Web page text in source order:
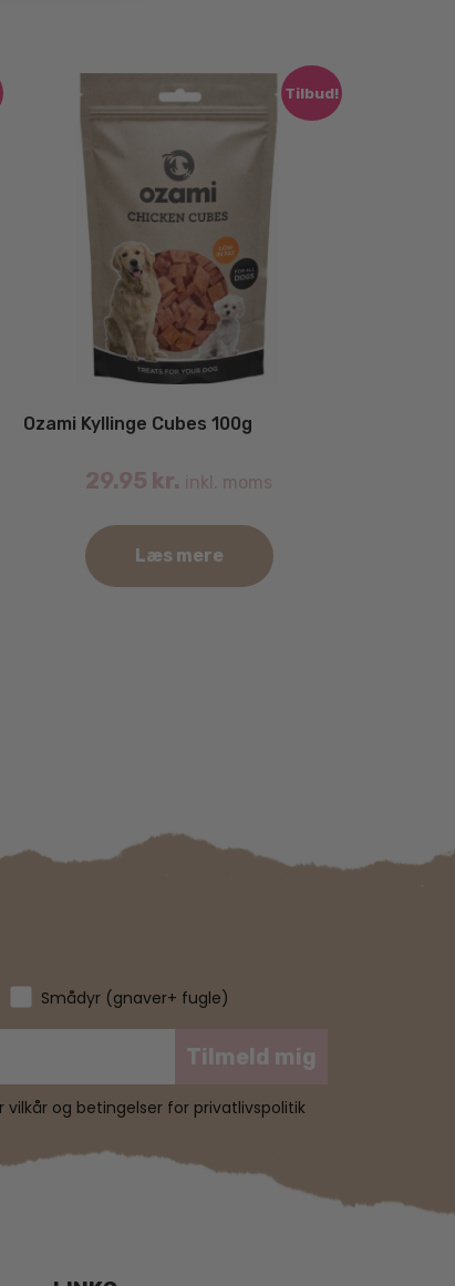
Tilbud!
Ozami Kyllinge Cubes 100g
29.95 kr. inkl. moms
Læs mere
Smådyr (gnaver+ fugle)
Tilmeld mig
og betingelser for privatlivspolitik